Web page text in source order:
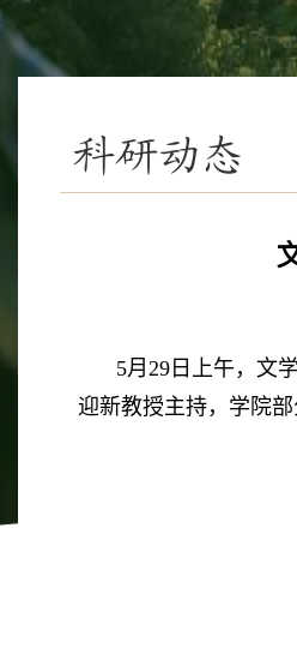
科研动态
5月29日上午，文
迎新教授主持，学院